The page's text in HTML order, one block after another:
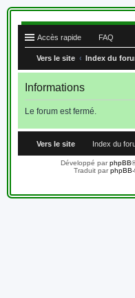
Accès rapide FAQ
Vers le site Index du
Informations
Le forum est fermé.
Vers le site Index du
Développé parphpBB
Traduit parphpBB-